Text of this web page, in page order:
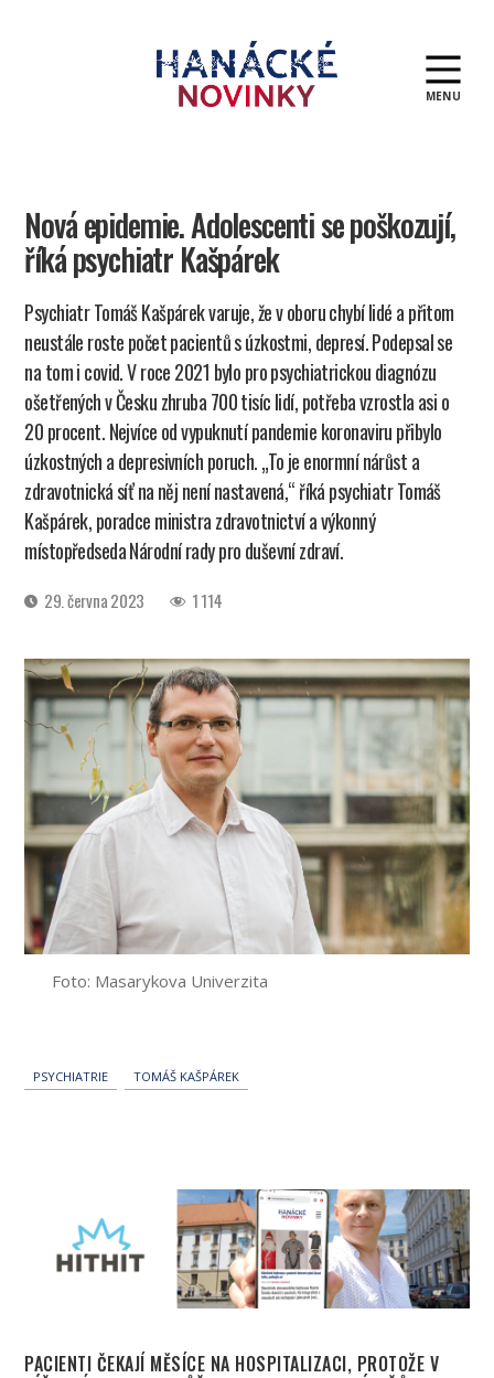
MENU
Nová epidemie. Adolescenti se poškozují,
říká psychiatr Kašpárek
Psychiatr Tomáš Kašpárek varuje, že v oboru chybí lidé a přitom
neustále roste počet pacientů s úzkostmi, depresí. Podepsal se
na tom i covid. V roce 2021 bylo pro psychiatrickou diagnózu
ošetřených v Česku zhruba 700 tisíc lidí, potřeba vzrostla asi o
20 procent. Nejvíce od vypuknutí pandemie koronaviru přibylo
úzkostných a depresivních poruch. „To je enormní nárůst a
zdravotnická síť na něj není nastavená,“ říká psychiatr Tomáš
Kašpárek, poradce ministra zdravotnictví a výkonný
místopředseda Národní rady pro duševní zdraví.
Datum29. června 2023 1 114
Foto: Masarykova Univerzita
PSYCHIATRIE TOMÁŠ KAŠPÁREK
PACIENTI ČEKAJÍ MĚSÍCE NA HOSPITALIZACI, PROTOŽE V